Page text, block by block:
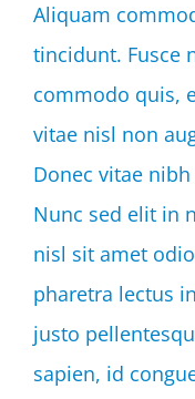
Aliquam
tincidunt. Fusce
commodo quis,
vitae nisl non
Donec vitae
Nunc sed elit in
nisl sit amet
pharetra lectus
justo
sapien, id